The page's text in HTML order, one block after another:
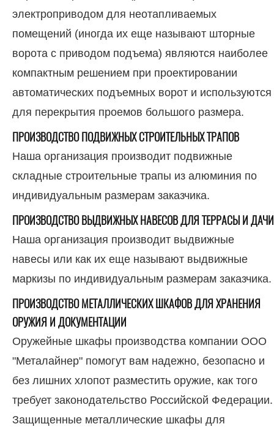
электроприводом для неотапливаемых
помещений (иногда их еще называют шторные
ворота с приводом подъема) являются наиболее
компактным решением при проектировании
автоматических подъемных ворот и используются
для перекрытия проемов большого размера.
ПРОИЗВОДСТВО ПОДВИЖНЫХ СТРОИТЕЛЬНЫХ ТРАПОВ
Наша организация производит подвижные
складные строительные трапы из алюминия по
индивидуальным размерам заказчика.
ПРОИЗВОДСТВО ВЫДВИЖНЫХ НАВЕСОВ ДЛЯ ТЕРРАСЫ И ДАЧИ
Наша организация производит выдвижные
навесы или как их еще называют выдвижные
маркизы по индивидуальным размерам заказчика.
ПРОИЗВОДСТВО МЕТАЛЛИЧЕСКИХ ШКАФОВ ДЛЯ ХРАНЕНИЯ
ОРУЖИЯ И ДОКУМЕНТАЦИИ
Оружейные шкафы производства компании ООО
"Металайнер" помогут вам надежно, безопасно и
без лишних хлопот разместить оружие, как того
требует законодательство Российской Федерации.
Защищенные металлические шкафы для